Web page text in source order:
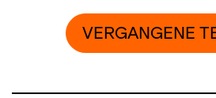
VERGANGENE